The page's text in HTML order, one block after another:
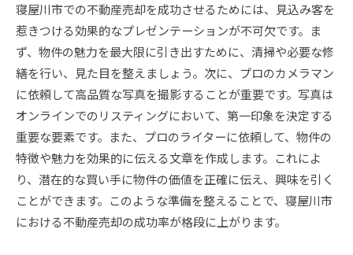
寝屋川市での不動産売却を成功させるためには、見込み客を
惹きつける効果的なプレゼンテーションが不可欠です。ま
ず、物件の魅力を最大限に引き出すために、清掃や必要な修
繕を行い、見た目を整えましょう。次に、プロのカメラマン
に依頼して高品質な写真を撮影することが重要です。写真は
オンラインでのリスティングにおいて、第一印象を決定する
重要な要素です。また、プロのライターに依頼して、物件の
特徴や魅力を効果的に伝える文章を作成します。これによ
り、潜在的な買い手に物件の価値を正確に伝え、興味を引く
ことができます。このような準備を整えることで、寝屋川市
における不動産売却の成功率が格段に上がります。